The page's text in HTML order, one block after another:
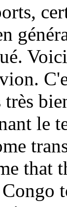
le
that